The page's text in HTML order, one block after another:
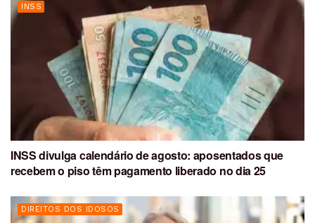
INSS
INSS divulga calendário de agosto: aposentados que
recebem o piso têm pagamento liberado no dia 25
DIREITOS DOS IDOSOS